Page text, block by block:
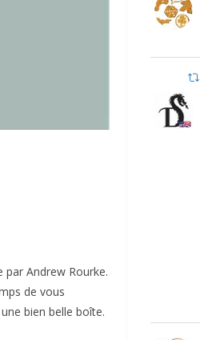
par Andrew Rourke.
de vous
bien belle boîte.